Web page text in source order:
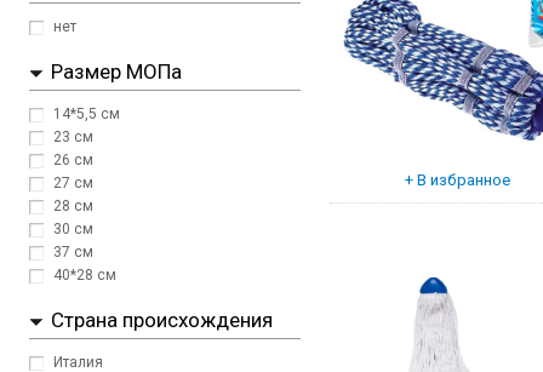
нет
Размер МОПа
14*5,5 см
23 см
26 см
27 см
28 см
30 см
37 см
40*28 см
Страна происхождения
Италия